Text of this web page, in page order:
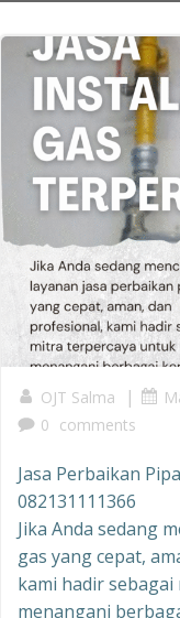
OJT Salma |
0 comments
Jasa Perbaikan
082131111366
Jika Anda sedang
gas yang cepat,
kami hadir
menangani